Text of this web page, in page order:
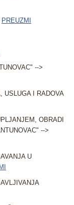
PREUZMI
-->
USLUGA I RADOVA
OBRADI
-->
U